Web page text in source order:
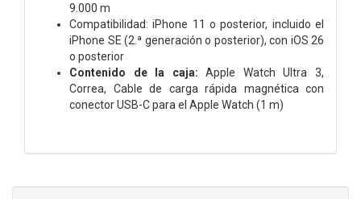
9.000 m
Compati­bilidad:iPhone 11 o posterior, incluido el
iPhone SE (2.ª generación o posterior), con iOS 26
o posterior
Contenido de la caja:Apple Watch Ultra 3,
Correa, Cable de carga rápida magnética con
conector USB-C para el Apple Watch (1 m)